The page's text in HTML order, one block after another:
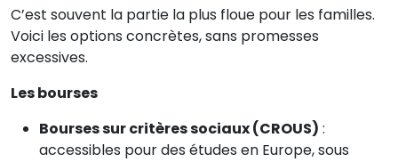
C’est souvent la partie la plus floue pour les familles.
Voici les options concrètes, sans promesses
excessives.
Les bourses
Bourses sur critères sociaux (CROUS) :
accessibles pour des études en Europe, sous